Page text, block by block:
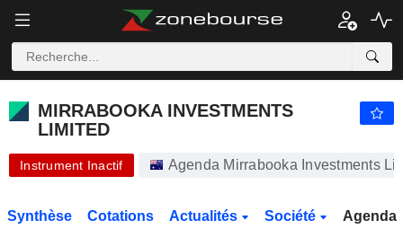
MIRRABOOKA INVESTMENTS LIMITED - $ -
MIRRABOOKA INVESTMENTS
LIMITED
Instrument Inactif Agenda Mirrabooka Investments
Synthèse Cotations Actualités Société Agenda